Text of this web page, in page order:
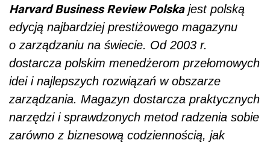
Harvard Business Review Polskajest polską
edycją najbardziej prestiżowego magazynu
o zarządzaniu na świecie. Od 2003 r.
dostarcza polskim menedżerom przełomowych
idei i najlepszych rozwiązań w obszarze
zarządzania. Magazyn dostarcza praktycznych
narzędzi i sprawdzonych metod radzenia sobie
zarówno z biznesową codziennością, jak